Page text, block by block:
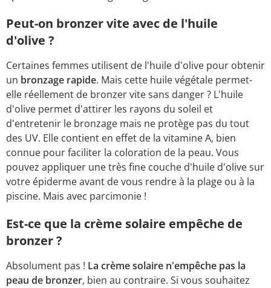
Peut-on bronzer vite avec de l'huile
d'olive ?
Certaines femmes utilisent de l'huile d'olive pour obtenir
un bronzage rapide. Mais cette huile végétale permet-
elle réellement de bronzer vite sans danger ? L'huile
d'olive permet d'attirer les rayons du soleil et
d'entretenir le bronzage mais ne protège pas du tout
des UV. Elle contient en effet de la vitamine A, bien
connue pour faciliter la coloration de la peau. Vous
pouvez appliquer une très fine couche d'huile d'olive sur
votre épiderme avant de vous rendre à la plage ou à la
piscine. Mais avec parcimonie !
Est-ce que la crème solaire empêche de
bronzer ?
Absolument pas ! La crème solaire n'empêche pas la
peau de bronzer, bien au contraire. Si vous souhaitez